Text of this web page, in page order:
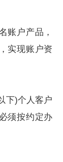
户产品，
实现账户资
)个人客户
须按约定办